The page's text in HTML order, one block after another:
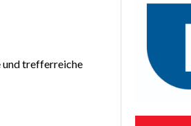
und trefferreiche